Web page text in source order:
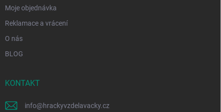
Moje objednávka
Reklamace a vrácení
O nás
BLOG
KONTAKT
info@hrackyvzdelavacky.cz